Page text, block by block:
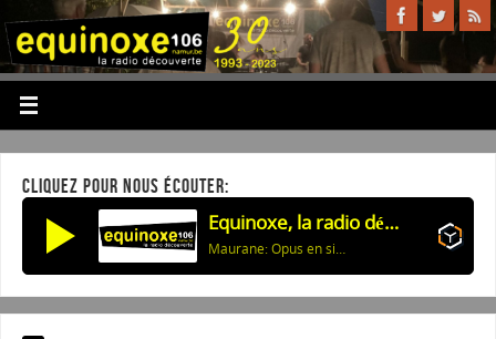
CLIQUEZ POUR NOUS ÉCOUTER:
Equinoxe, la radio découverte
Maurane: Opus en si bel homme majeur